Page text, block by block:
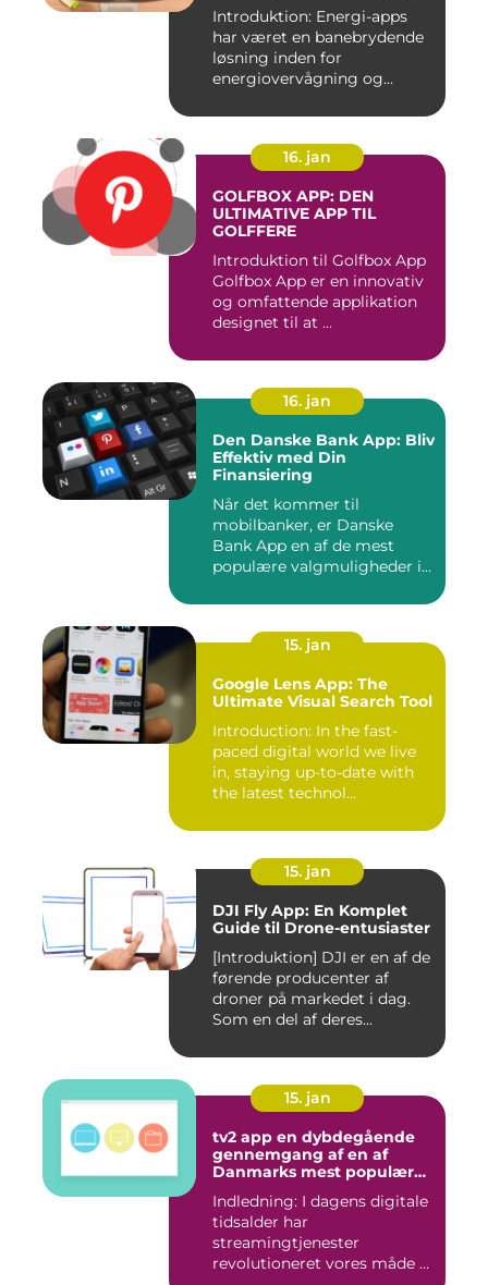
Introduktion: Energi-apps
har været en banebrydende
løsning inden for
energiovervågning og
16. jan
GOLFBOX APP: DEN
ULTIMATIVE APP TIL
GOLFFERE
Introduktion til Golfbox App
Golfbox App er en innovativ
og omfattende applikation
designet til at ...
16. jan
Den Danske Bank App: Bliv
Effektiv med Din
Finansiering
Når det kommer til
mobilbanker, er Danske
Bank App en af de mest
populære valgmuligheder i
15. jan
Google Lens App: The
Ultimate Visual Search Tool
Introduction: In the fast-
paced digital world we live
in, staying up-to-date with
the latest technol...
15. jan
DJI Fly App: En Komplet
Guide til Drone-entusiaster
[Introduktion] DJI er en af de
førende producenter af
droner på markedet i dag.
Som en del af deres...
15. jan
tv2 app en dybdegående
gennemgang af en af
Danmarks mest populære
Indledning: I dagens digitale
tidsalder har
streamingtjenester
revolutioneret vores måde at